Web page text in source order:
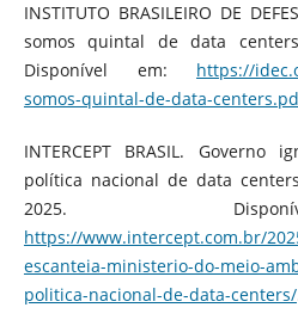
INSTITUTO BRASILEIRO DE
somos quintal de data
Disponível em: https://
somos-quintal-de-data-
INTERCEPT BRASIL.
política nacional de data
2025.
https://www.intercept.com.br/
escanteia-ministerio-do-meio-
politica-nacional-de-data-centers/